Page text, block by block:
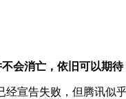
会消亡，依旧可以期待
经宣告失败，但腾讯似